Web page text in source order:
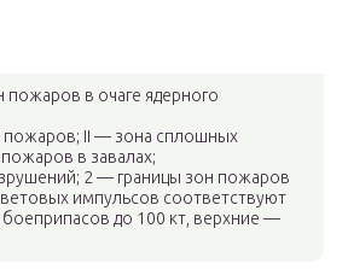
пожаров в очаге ядерного
пожаров; II — зона сплошных
в завалах;
2 — границы зон пожаров
импульсов соответствуют
до 100 кт, верхние —